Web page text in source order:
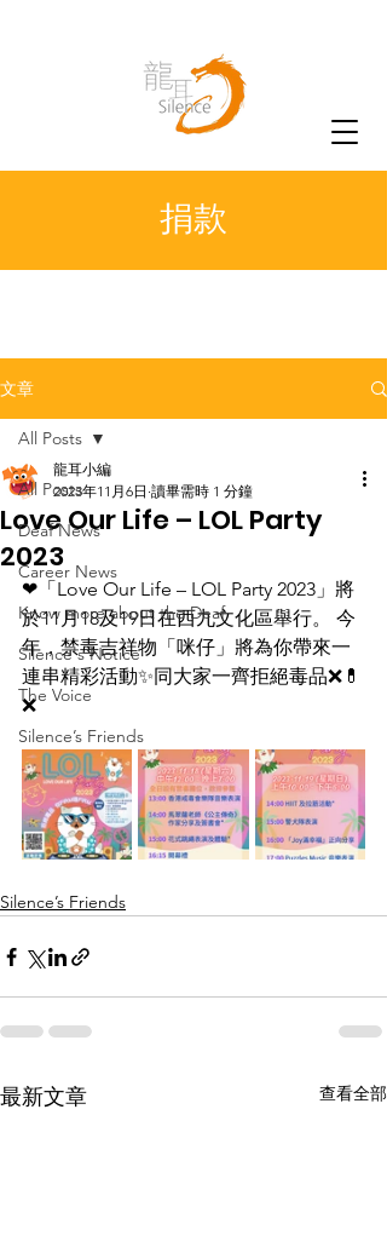
捐款
文章
All Posts
Deaf News
Career News
Know more about the Deaf
Silence's Notice
The Voice
Silence’s Friends
All Posts
Love Our Life – LOL Party
2023
龍耳小編
2023年11月6日 讀畢需時 1 分鐘
❤「Love Our Life – LOL Party 2023」將
於11月18及19日在西九文化區舉行。 今
年，禁毒吉祥物「咪仔」將為你帶來一
連串精彩活動✨同大家一齊拒絕毒品❌💊
❌
Silence’s Friends
最新文章 查看全部